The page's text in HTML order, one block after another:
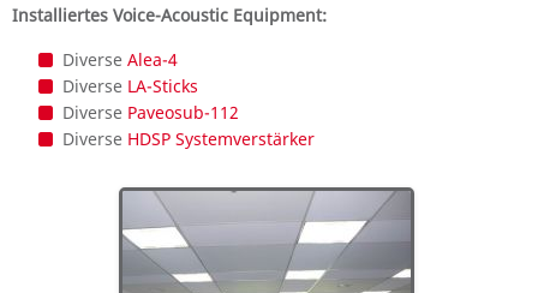
Installiertes Voice-Acoustic Equipment:
Diverse Alea-4
Diverse LA-Sticks
Diverse Paveosub-112
Diverse HDSP Systemverstärker